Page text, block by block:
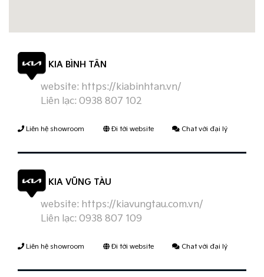
KIA BÌNH TÂN
website: https://kiabinhtan.vn/
Liên lạc: 0938 807 102
Liên hệ showroom Đi tới website Chat với đại lý
KIA VŨNG TÀU
website: https://kiavungtau.com.vn/
Liên lạc: 0938 807 109
Liên hệ showroom Đi tới website Chat với đại lý